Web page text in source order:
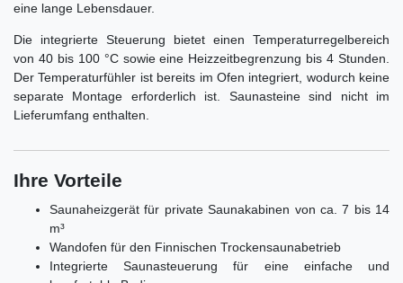
eine lange Lebensdauer.
Die integrierte Steuerung bietet einen Temperaturregelbereich
von 40 bis 100 °C sowie eine Heizzeitbegrenzung bis 4 Stunden.
Der Temperaturfühler ist bereits im Ofen integriert, wodurch keine
separate Montage erforderlich ist. Saunasteine sind nicht im
Lieferumfang enthalten.
Ihre Vorteile
Saunaheizgerät für private Saunakabinen von ca. 7 bis 14
m³
Wandofen für den Finnischen Trockensaunabetrieb
Integrierte Saunasteuerung für eine einfache und